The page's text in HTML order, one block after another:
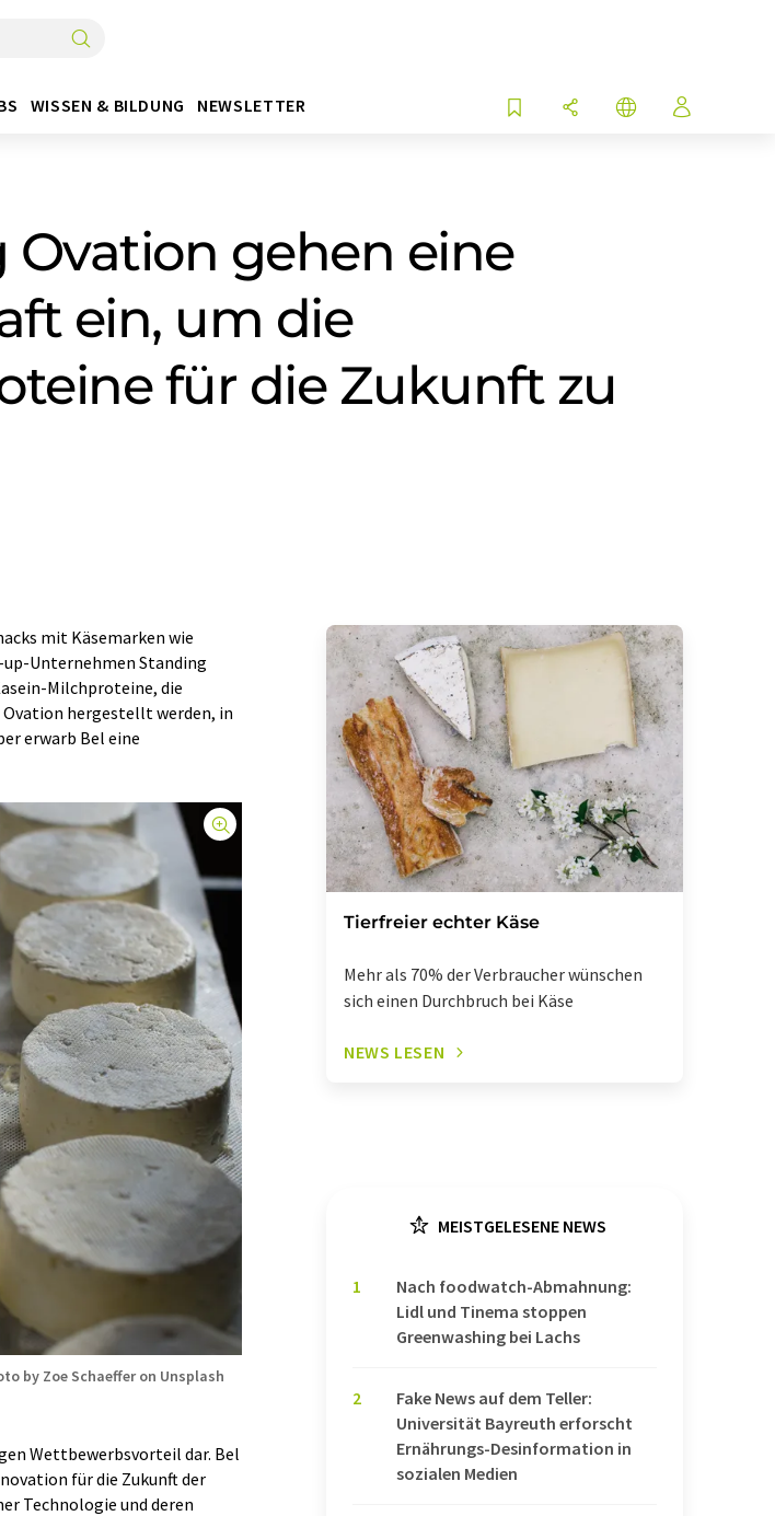
WISSEN & BILDUNG NEWSLETTER
gehen eine
ein, um die
für die Zukunft zu
mit Käsemarken wie
up-Unternehmen Standing
Milchproteine, die
hergestellt werden, in
erwarb Bel eine
by Zoe Schaeffer on Unsplash
Wettbewerbsvorteil dar. Bel
für die Zukunft der
Technologie und deren
Tierfreier echter Käse
Mehr als 70% der Verbraucher wünschen
sich einen Durchbruch bei Käse
NEWS LESEN
MEISTGELESENE NEWS
1
Nach foodwatch-Abmahnung:
Lidl und Tinema stoppen
Greenwashing bei Lachs
2
Fake News auf dem Teller:
Universität Bayreuth erforscht
Ernährungs-Desinformation in
sozialen Medien